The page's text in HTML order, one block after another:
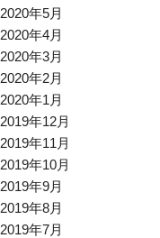
2020年5月
2020年4月
2020年3月
2020年2月
2020年1月
2019年12月
2019年11月
2019年10月
2019年9月
2019年8月
2019年7月